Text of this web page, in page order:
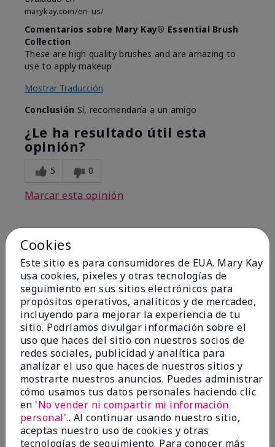
marykay.com/en-us/
Comentarios sobre Mary Kay® Essential Brush
Collection
These are high quality brushes and are amazing to
use to apply makeup
Mostrar Traducción
Conclusión Sí, recomendaría a un amigo
¿Le ha resultado útil esta
opinión?
5 0
Marcar esta opinión
Best Make-up Brushes Ever
EnviadoHace 10 meses
porSharon
de Summerville, SC
Comprador verificado
Evaluado en
marykay.com/en-us/
Comentarios sobre Mary Kay® Essential Brush
Collection
I Love the Awesomeness these Brushes do! Appling
your make-up on my face fills so Great. And Looks so
smooth and Beautiful!
Cookies
Este sitio es para consumidores de EUA. Mary Kay
usa cookies, pixeles y otras tecnologías de
seguimiento en sus sitios electrónicos para
propósitos operativos, analíticos y de mercadeo,
incluyendo para mejorar la experiencia de tu
sitio. Podríamos divulgar información sobre el
uso que haces del sitio con nuestros socios de
redes sociales, publicidad y analítica para
analizar el uso que haces de nuestros sitios y
mostrarte nuestros anuncios. Puedes administrar
cómo usamos tus datos personales haciendo clic
en 'No vender ni compartir mi información
personal'.. Al continuar usando nuestro sitio,
aceptas nuestro uso de cookies y otras
tecnologías de seguimiento. Para conocer más